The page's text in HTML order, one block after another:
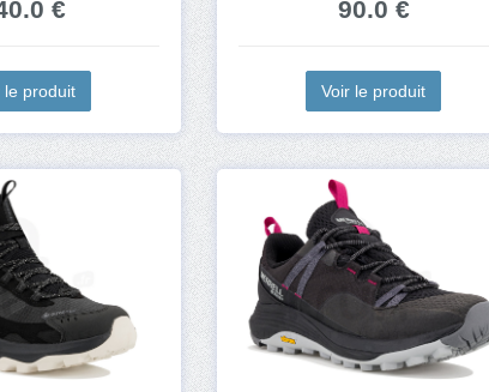
€
le produit
90.0 €
Voir le produit